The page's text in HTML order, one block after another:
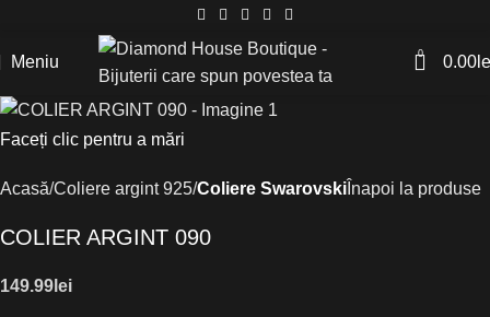
Meniu 0 0.00
Faceți clic pentru a mări
Acasă Coliere argint 925 Coliere Swarovski Înapoi la produse
COLIER ARGINT 090
149.99 lei